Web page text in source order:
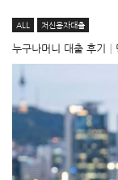
ALL 저신용자대출
누구나머니 대출 후기│